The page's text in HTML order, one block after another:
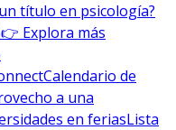
título en psicología?
👉 Explora más
Calendario de
a una
en feriasLista